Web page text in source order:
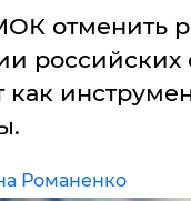
отменить
российских
как
Романенко